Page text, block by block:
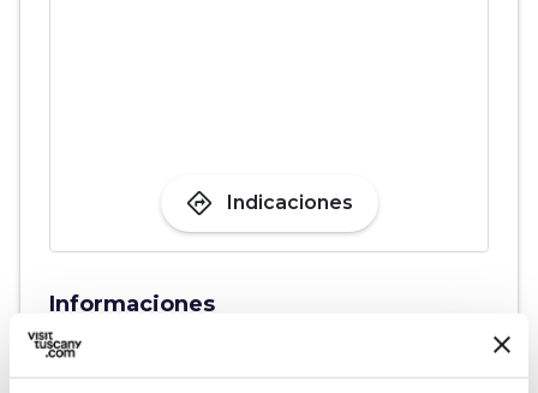
directions Indicaciones
Informaciones
home
Italia